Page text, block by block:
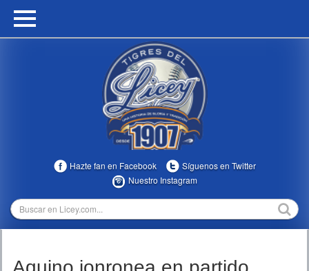
HOME
MULTIMEDIA
Hazte fan en Facebook
Síguenos en Twitter
Nuestro Instagram